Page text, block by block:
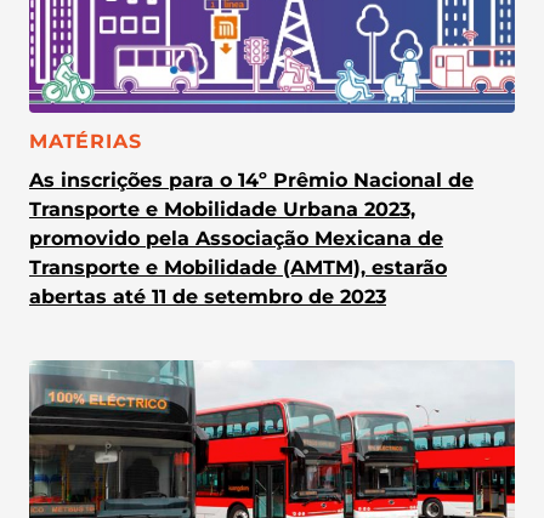
CATEGORIA:
MATÉRIAS
As inscrições para o 14º Prêmio Nacional de
Transporte e Mobilidade Urbana 2023,
promovido pela Associação Mexicana de
Transporte e Mobilidade (AMTM), estarão
abertas até 11 de setembro de 2023